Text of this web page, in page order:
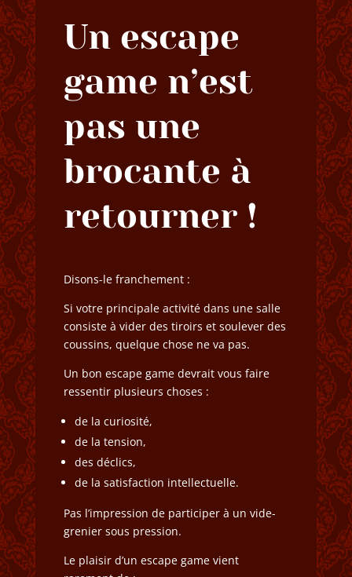
Un escape
game n’est
pas une
brocante à
retourner !
Disons-le franchement :
Si votre principale activité dans une salle
consiste à vider des tiroirs et soulever des
coussins, quelque chose ne va pas.
Un bon escape game devrait vous faire
ressentir plusieurs choses :
de la curiosité,
de la tension,
des déclics,
de la satisfaction intellectuelle.
Pas l’impression de participer à un vide-
grenier sous pression.
Le plaisir d’un escape game vient